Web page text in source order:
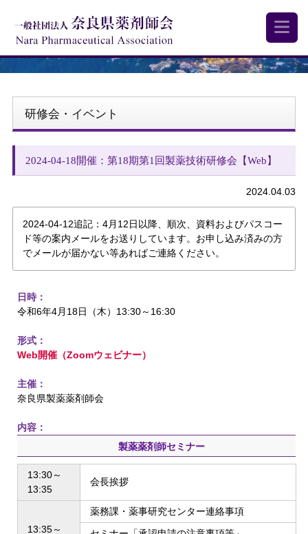
研修会・イベント
2024-04-18開催：第18期第1回製薬技術研修会【Web】
2024.04.03
2024-04-12追記：4月12日以降、順次、資料およびパスコー
ド等の案内メールをお送りしています。お申し込み済みの方
でメールが届かない等あればご連絡ください。
日時：
令和6年4月18日（木）13:30～16:30
形式：
Web開催（Zoomウェビナー）
主催：
奈良県製薬薬剤師会
内容：
製薬薬剤師セミナー
13:30～
13:35
会長挨拶
13:35～
薬務課・薬事研究センター連絡事項